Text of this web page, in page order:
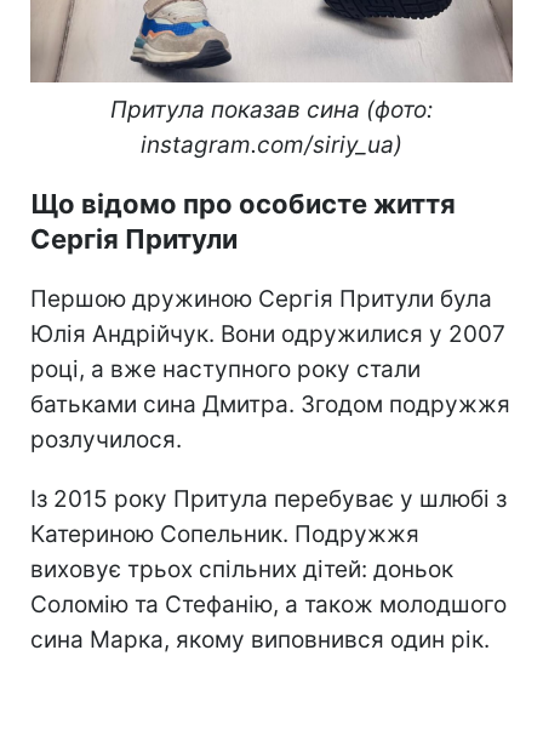
Притула показав сина (фото:
instagram.com/siriy_ua)
Що відомо про особисте життя
Сергія Притули
Першою дружиною Сергія Притули була
Юлія Андрійчук. Вони одружилися у 2007
році, а вже наступного року стали
батьками сина Дмитра. Згодом подружжя
розлучилося.
Із 2015 року Притула перебуває у шлюбі з
Катериною Сопельник. Подружжя
виховує трьох спільних дітей: доньок
Соломію та Стефанію, а також молодшого
сина Марка, якому виповнився один рік.